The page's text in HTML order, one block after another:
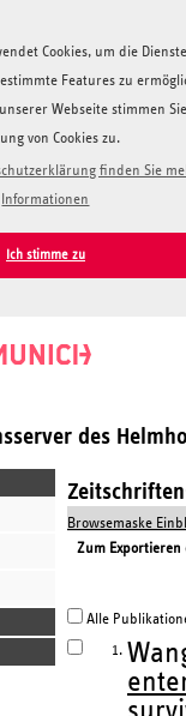
Cookies, um die
Features zu
Webseite stimmen
von Cookies zu.
finden Sie
Informationen
Ich stimme zu
des
Browsemaske
Zum Exportieren
Alle
1.